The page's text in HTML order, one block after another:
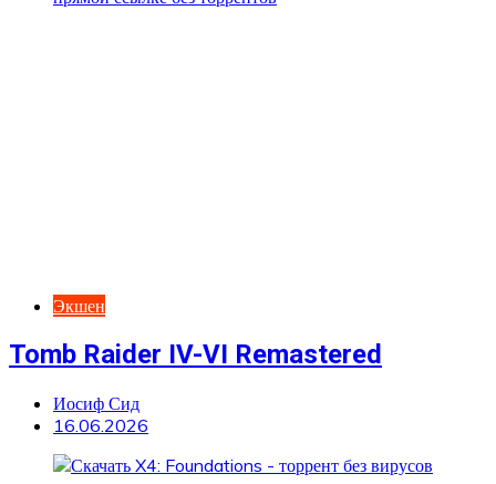
Экшен
Tomb Raider IV-VI Remastered
Иосиф Сид
16.06.2026